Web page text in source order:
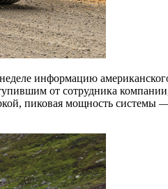
информацию
от сотрудника
пиковая мощность